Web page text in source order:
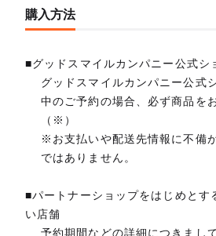
購入方法
■グッドスマイルカンパニー公式シ
グッドスマイルカンパニー公式
中のご予約の場合、必ず商品を
（※）
※お支払いや配送先情報に不備
ではありません。
■パートナーショップをはじめとす
い店舗
予約期間などの詳細につきまし